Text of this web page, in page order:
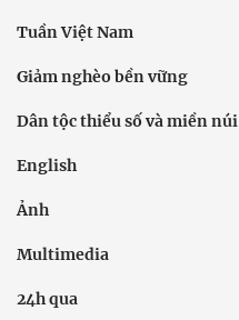
Tuần Việt Nam
Giảm nghèo bền vững
Dân tộc thiểu số và miền núi
English
Ảnh
Multimedia
24h qua